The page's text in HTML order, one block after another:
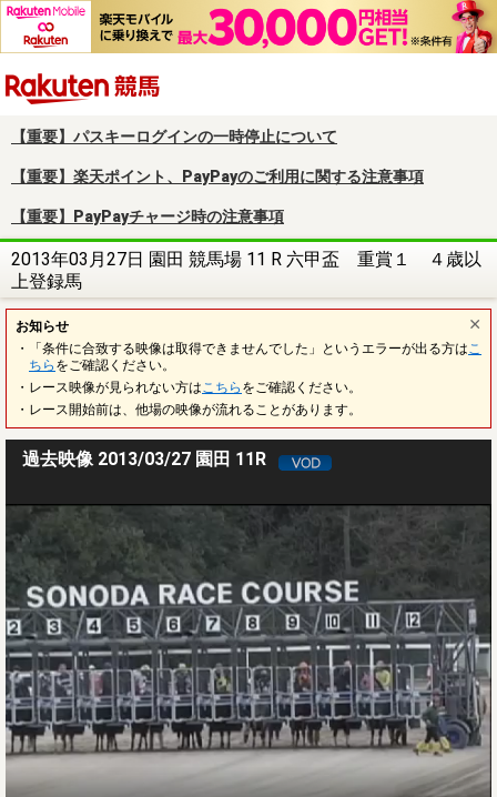
【重要】パスキーログインの一時停止について
【重要】楽天ポイント、PayPayのご利用に関する注意事項
【重要】PayPayチャージ時の注意事項
2013年03月27日 園田 競馬場 11 R 六甲盃 重賞１ ４歳以
上登録馬
お知らせ
・「条件に合致する映像は取得できませんでした」というエラーが出る方は こ
ちら をご確認ください。
・レース映像が見られない方は こちら をご確認ください。
・レース開始前は、他場の映像が流れることがあります。
過去映像 2013/03/27 園田 11R